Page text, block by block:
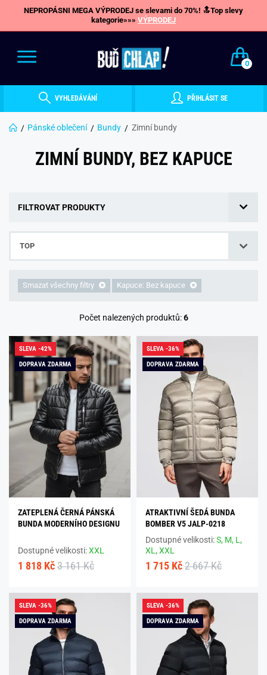
NEPROPÁSNI MEGA VÝPRODEJ se slevami do 70%! 🔝Top slevy
kategorie»»» VÝPRODEJ
0
VYHLEDÁVÁNÍ PŘIHLÁSIT SE
Pánské oblečení Bundy Zimní bundy
ZIMNÍ BUNDY, BEZ KAPUCE
FILTROVAT PRODUKTY
TOP
Smazat všechny filtry Kapuce: Bez kapuce
Počet nalezených produktů:6
SLEVA -42%
DOPRAVA ZDARMA
ZATEPLENÁ ČERNÁ PÁNSKÁ
BUNDA MODERNÍHO DESIGNU
Dostupné velikosti:XXL
1 818 Kč 3 161 Kč
SLEVA -36%
DOPRAVA ZDARMA
ATRAKTIVNÍ ŠEDÁ BUNDA
BOMBER V5 JALP-0218
Dostupné velikosti:S, M, L,
XL,XXL
1 715 Kč 2 667 Kč
SLEVA -36%
DOPRAVA ZDARMA
SLEVA -36%
DOPRAVA ZDARMA